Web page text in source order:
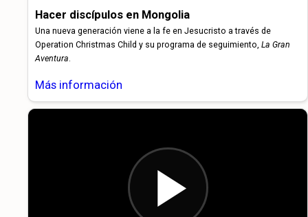
Hacer discípulos en Mongolia
Una nueva generación viene a la fe en Jesucristo a través de
Operation Christmas Child y su programa de seguimiento,La Gran
Aventura
Más información